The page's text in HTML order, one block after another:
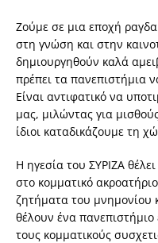
Ζούμε σε μια εποχή
στη γνώση και στην
δημιουργηθούν καλά
πρέπει τα πανεπιστήμια
Είναι αντιφατικό να
μας, μιλώντας για
ίδιοι καταδικάζουμε τη
Η ηγεσία του ΣΥΡΙΖΑ
στο κομματικό
ζητήματα του μνημονίου
θέλουν ένα
τους κομματικούς